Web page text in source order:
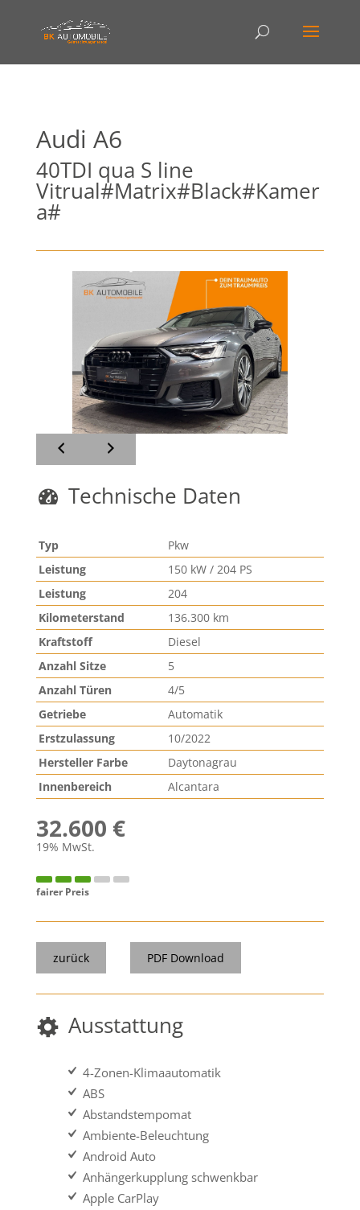
Audi A6
40TDI qua S line
Vitrual#Matrix#Black#Kamer
a#
Technische Daten
Typ
Pkw
Leistung
150 kW / 204 PS
Leistung
204
Kilometerstand
136.300 km
Kraftstoff
Diesel
Anzahl Sitze
5
Anzahl Türen
4/5
Getriebe
Automatik
Erstzulassung
10/2022
Hersteller Farbe
Daytonagrau
Innenbereich
Alcantara
32.600 €
19% MwSt.
fairer Preis
zurück PDF Download
Ausstattung
4-Zonen-Klimaautomatik
ABS
Abstandstempomat
Ambiente-Beleuchtung
Android Auto
Anhängerkupplung schwenkbar
Apple CarPlay